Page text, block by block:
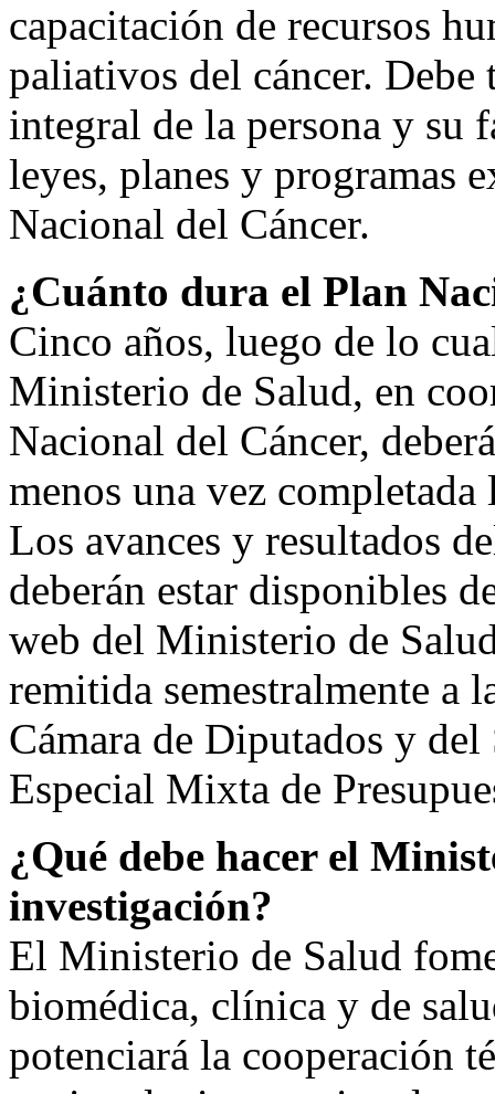
capacitación de recursos
paliativos del cáncer. Debe
integral de la persona y su
leyes, planes y programas
Nacional del Cáncer.
¿Cuánto dura el Plan
Cinco años, luego de lo
Ministerio de Salud, en
Nacional del Cáncer,
menos una vez
Los avances y resultados
deberán estar disponibles
web del Ministerio de
remitida semestralmente a
Cámara de Diputados y
Especial Mixta de
¿Qué debe hacer el
investigación?
El Ministerio de Salud
biomédica, clínica y de
potenciará la cooperación